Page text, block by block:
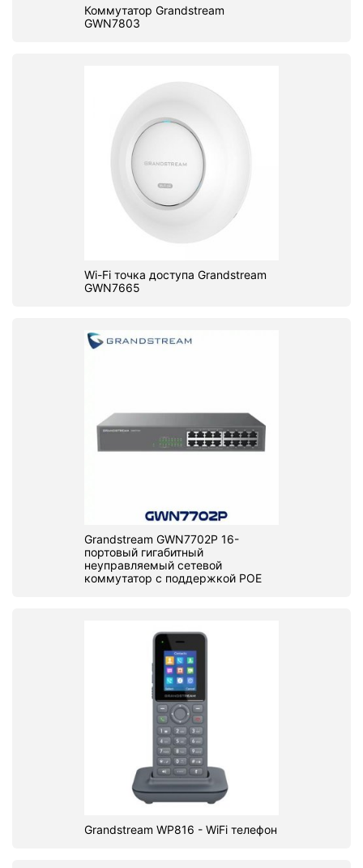
Коммутатор Grandstream
GWN7803
Wi-Fi точка доступа Grandstream
GWN7665
Grandstream GWN7702P 16-
портовый гигабитный
неуправляемый сетевой
коммутатор с поддержкой POE
Grandstream WP816 - WiFi телефон